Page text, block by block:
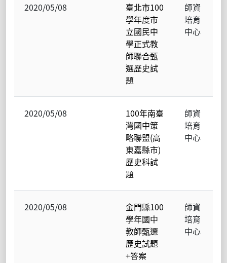
2020/05/08
臺北市100
學年度市
立國民中
學正式教
師聯合甄
選歷史試
題
師資
培育
中心
2020/05/08
100年南臺
灣國中策
略聯盟(高
東嘉縣市)
歷史科試
題
師資
培育
中心
2020/05/08
金門縣100
學年國中
教師甄選
歷史試題
+答案
師資
培育
中心